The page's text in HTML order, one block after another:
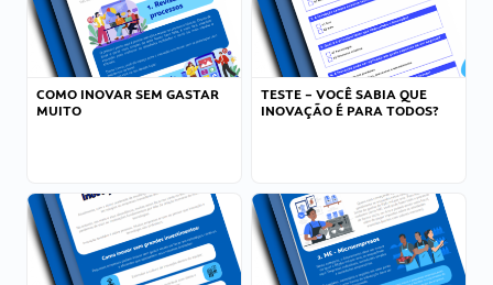
COMO INOVAR SEM GASTAR
MUITO
TESTE – VOCÊ SABIA QUE
INOVAÇÃO É PARA TODOS?